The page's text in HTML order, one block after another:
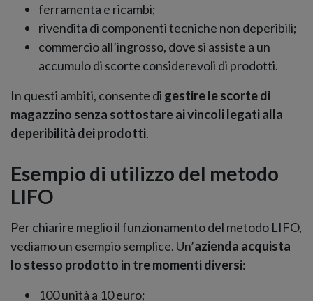
ferramenta e ricambi;
rivendita di componenti tecniche non deperibili;
commercio all’ingrosso, dove si assiste a un
accumulo di scorte considerevoli di prodotti.
In questi ambiti, consente di gestire le scorte di
magazzino senza sottostare ai vincoli legati alla
deperibilità dei prodotti.
Esempio di utilizzo del metodo
LIFO
Per chiarire meglio il funzionamento del metodo LIFO,
vediamo un esempio semplice. Un’azienda acquista
lo stesso prodotto in tre momenti diversi:
100 unità a 10 euro;